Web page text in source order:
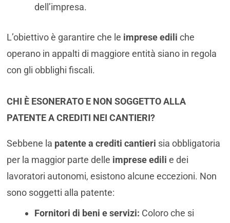
dell’impresa.
L’obiettivo è garantire che le imprese edili che
operano in appalti di maggiore entità siano in regola
con gli obblighi fiscali.
CHI È ESONERATO E NON SOGGETTO ALLA
PATENTE A CREDITI NEI CANTIERI?
Sebbene la patente a crediti cantieri sia obbligatoria
per la maggior parte delle imprese edili e dei
lavoratori autonomi, esistono alcune eccezioni. Non
sono soggetti alla patente:
Fornitori di beni e servizi: Coloro che si